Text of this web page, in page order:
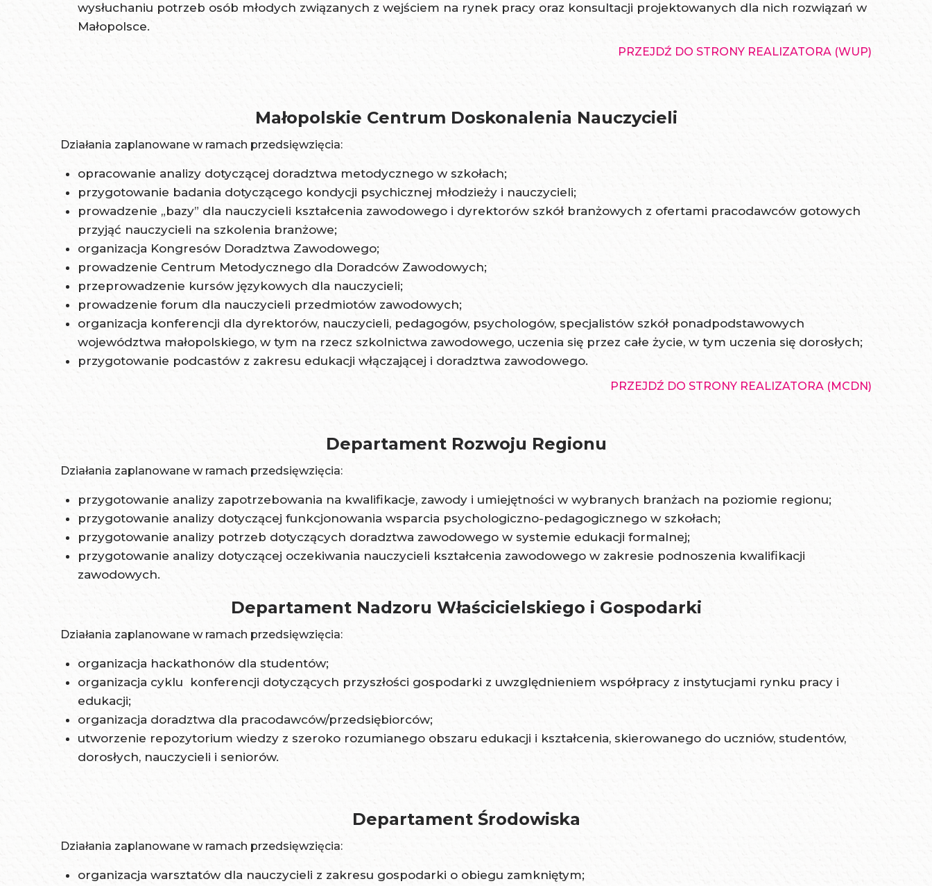
wysłuchaniu potrzeb osób młodych związanych z wejściem na rynek pracy oraz konsultacji projektowanych dla nich rozwiązań w
Małopolsce.
PRZEJDŹ DO STRONY REALIZATORA (WUP)
Małopolskie Centrum Doskonalenia Nauczycieli
Działania zaplanowane w ramach przedsięwzięcia:
opracowanie analizy dotyczącej doradztwa metodycznego w szkołach;
przygotowanie badania dotyczącego kondycji psychicznej młodzieży i nauczycieli;
prowadzenie „bazy” dla nauczycieli kształcenia zawodowego i dyrektorów szkół branżowych z ofertami pracodawców gotowych
przyjąć nauczycieli na szkolenia branżowe;
organizacja Kongresów Doradztwa Zawodowego;
prowadzenie Centrum Metodycznego dla Doradców Zawodowych;
przeprowadzenie kursów językowych dla nauczycieli;
prowadzenie forum dla nauczycieli przedmiotów zawodowych;
organizacja konferencji dla dyrektorów, nauczycieli, pedagogów, psychologów, specjalistów szkół ponadpodstawowych
województwa małopolskiego, w tym na rzecz szkolnictwa zawodowego, uczenia się przez całe życie, w tym uczenia się dorosłych;
przygotowanie podcastów z zakresu edukacji włączającej i doradztwa zawodowego.
PRZEJDŹ DO STRONY REALIZATORA (MCDN)
Departament Rozwoju Regionu
Działania zaplanowane w ramach przedsięwzięcia:
przygotowanie analizy zapotrzebowania na kwalifikacje, zawody i umiejętności w wybranych branżach na poziomie regionu;
przygotowanie analizy dotyczącej funkcjonowania wsparcia psychologiczno-pedagogicznego w szkołach;
przygotowanie analizy potrzeb dotyczących doradztwa zawodowego w systemie edukacji formalnej;
przygotowanie analizy dotyczącej oczekiwania nauczycieli kształcenia zawodowego w zakresie podnoszenia kwalifikacji
zawodowych.
Departament Nadzoru Właścicielskiego i Gospodarki
Działania zaplanowane w ramach przedsięwzięcia:
organizacja hackathonów dla studentów;
organizacja cyklu konferencji dotyczących przyszłości gospodarki z uwzględnieniem współpracy z instytucjami rynku pracy i
edukacji;
organizacja doradztwa dla pracodawców/przedsiębiorców;
utworzenie repozytorium wiedzy z szeroko rozumianego obszaru edukacji i kształcenia, skierowanego do uczniów, studentów,
dorosłych, nauczycieli i seniorów.
Departament Środowiska
Działania zaplanowane w ramach przedsięwzięcia:
organizacja warsztatów dla nauczycieli z zakresu gospodarki o obiegu zamkniętym;